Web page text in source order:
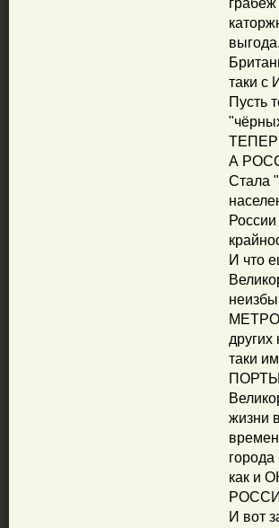
таки с
Пусть
А
Стала
И что
таки
жизни
как и
И вот